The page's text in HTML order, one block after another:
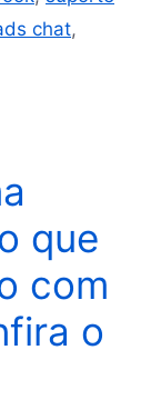
chat,
que
com
o